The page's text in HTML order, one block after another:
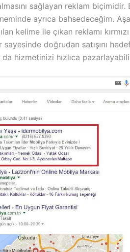
sağlayan reklam biçimidir.
ayrıca bahsedeceğim.
kelime ile çıkan reklamı
doğrudan satışını
hizmetinizi hızlıca